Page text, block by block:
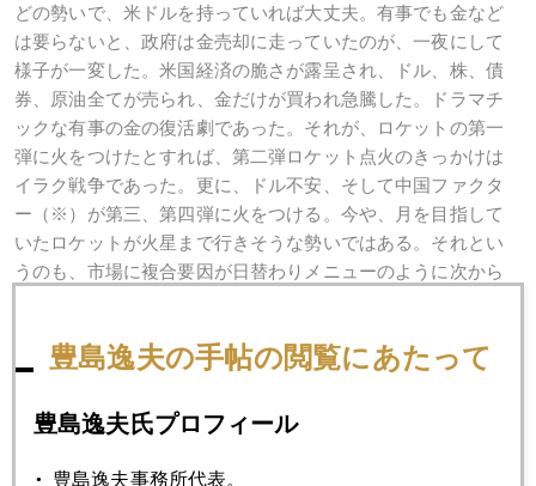
どの勢いで、米ドルを持っていれば大丈夫。有事でも金など
は要らないと、政府は金売却に走っていたのが、一夜にして
様子が一変した。米国経済の脆さが露呈され、ドル、株、債
券、原油全てが売られ、金だけが買われ急騰した。ドラマチ
ックな有事の金の復活劇であった。それが、ロケットの第一
弾に火をつけたとすれば、第二弾ロケット点火のきっかけは
イラク戦争であった。更に、ドル不安、そして中国ファクタ
ー（※） が第三、第四弾に火をつける。今や、月を目指して
いたロケットが火星まで行きそうな勢いではある。それとい
うのも、市場に複合要因が日替わりメニューのように次から
る。こういう相場展開はしぶとく続くものだ。これまでも市
値を切り上げてきた。今後も同様の展開になりそうである。
くまで一気に跳ねた。当然、ここで調整局面と呼ばれる上げ
豊島逸夫の手帖の閲覧にあたって
豊島逸夫氏プロフィール
豊島逸夫事務所代表。